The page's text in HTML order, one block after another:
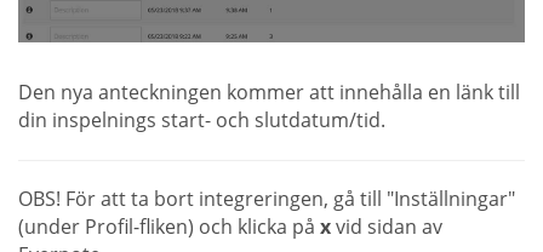
Den nya anteckningen kommer att innehålla en länk till
din inspelnings start- och slutdatum/tid.
OBS! För att ta bort integreringen, gå till "Inställningar"
(under Profil-fliken) och klicka på xvid sidan av